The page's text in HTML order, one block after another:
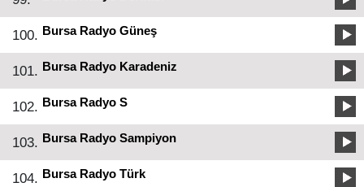
100. Bursa Radyo Güneş
101. Bursa Radyo Karadeniz
102. Bursa Radyo S
103. Bursa Radyo Sampiyon
104. Bursa Radyo Türk